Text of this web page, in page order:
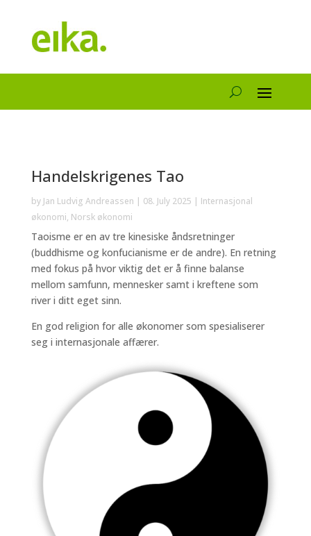
Handelskrigenes Tao
by Jan Ludvig Andreassen | 08. July 2025 | Internasjonal
økonomi, Norsk økonomi
Taoisme er en av tre kinesiske åndsretninger
(buddhisme og konfucianisme er de andre). En retning
med fokus på hvor viktig det er å finne balanse
mellom samfunn, mennesker samt i kreftene som
river i ditt eget sinn.
En god religion for alle økonomer som spesialiserer
seg i internasjonale affærer.